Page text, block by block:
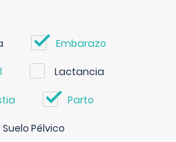
Embarazo
Lactancia
Parto
Suelo Pélvico